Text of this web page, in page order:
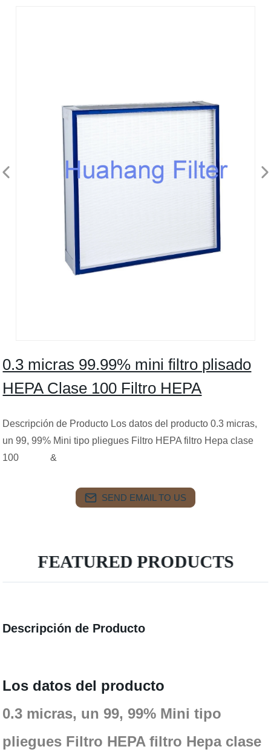
0.3 micras 99.99% mini filtro plisado
HEPA Clase 100 Filtro HEPA
Descripción de Producto Los datos del producto 0.3 micras,
un 99, 99% Mini tipo pliegues Filtro HEPA filtro Hepa clase
100 &
SEND EMAIL TO US
FEATURED PRODUCTS
Descripción de Producto
Los datos del producto
0.3 micras, un 99, 99% Mini tipo
pliegues Filtro HEPA filtro Hepa clase